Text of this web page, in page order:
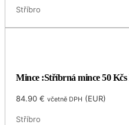
Stříbro
Mince :Stříbrná mince 50 Kčs
84.90€ včetně DPH (EUR)
Stříbro